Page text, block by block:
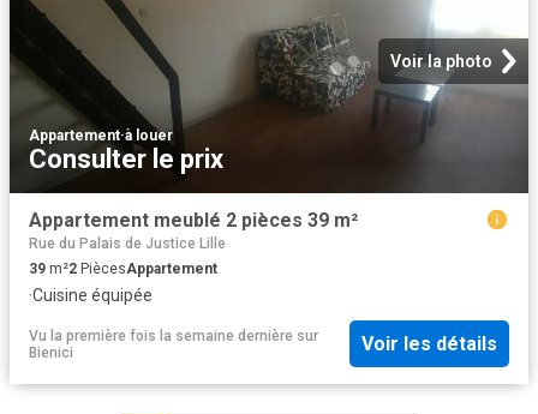
Voir la photo
Appartement·à louer
Consulter le prix
Appartement meublé 2 pièces 39 m²
Rue du Palais de Justice Lille
39 m²2 PiècesAppartement
·Cuisine équipée
Vu la première fois la semaine dernière sur
Bienici
Voir les détails